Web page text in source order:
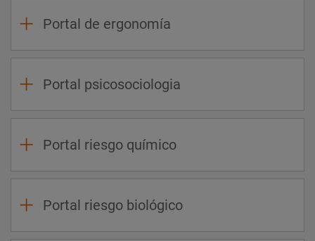
Portal de ergonomía
Portal psicosociologia
Portal riesgo químico
Portal riesgo biológico